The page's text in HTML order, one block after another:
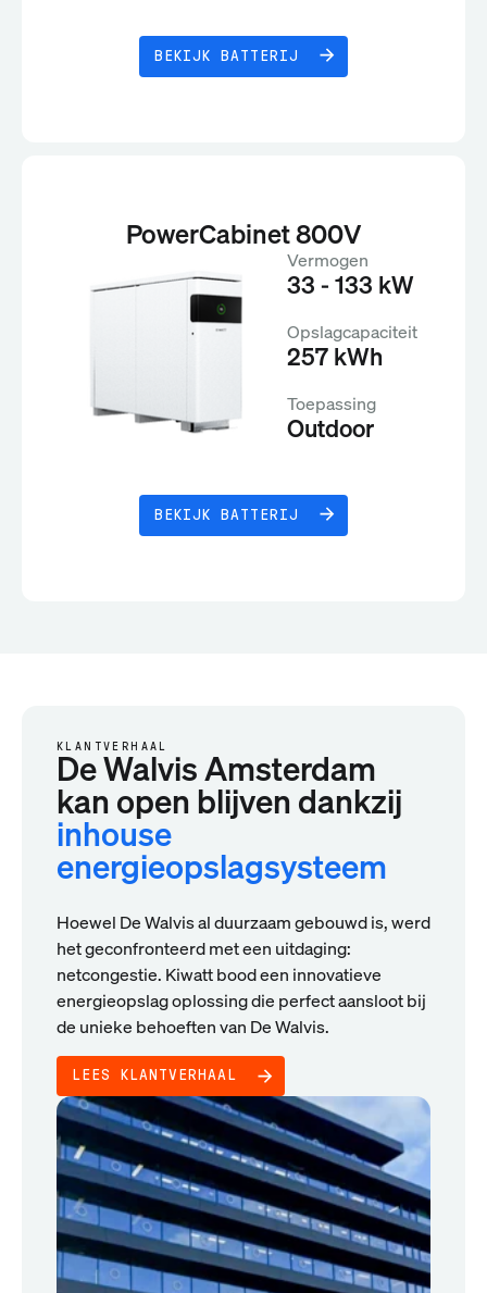
BEKIJK BATTERIJ
PowerCabinet 800V
Vermogen
33 - 133 kW
Opslagcapaciteit
257 kWh
Toepassing
Outdoor
BEKIJK BATTERIJ
KLANTVERHAAL
De Walvis Amsterdam
kan open blijven dankzij
inhouse
energieopslagsysteem
Hoewel De Walvis al duurzaam gebouwd is, werd
het geconfronteerd met een uitdaging:
netcongestie. Kiwatt bood een innovatieve
energieopslag oplossing die perfect aansloot bij
de unieke behoeften van De Walvis.
LEES KLANTVERHAAL